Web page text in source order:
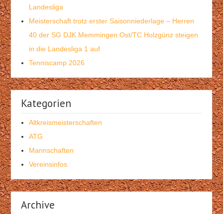
Landesliga
Meisterschaft trotz erster Saisonniederlage – Herren
40 der SG DJK Memmingen Ost/TC Holzgünz steigen
in die Landesliga 1 auf
Tenniscamp 2026
Kategorien
Altkreismeisterschaften
ATG
Mannschaften
Vereinsinfos
Archive